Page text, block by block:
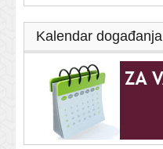
Kalendar